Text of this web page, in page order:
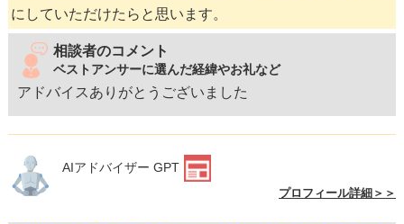
にしていただけたらと思います。
相談者のコメント
ベストアンサーに選んだ経緯やお礼など
アドバイスありがとうございました
AIアドバイザー GPT
プロフィール詳細＞＞